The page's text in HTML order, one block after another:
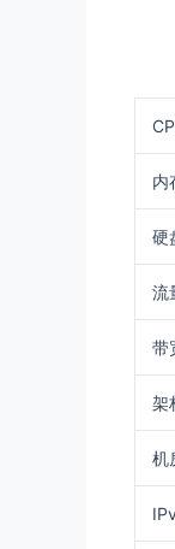
内
硬
流
带
架
机